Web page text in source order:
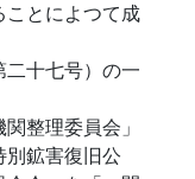
とによつて成
十七号）の一
整理委員会」
鉱害復旧公